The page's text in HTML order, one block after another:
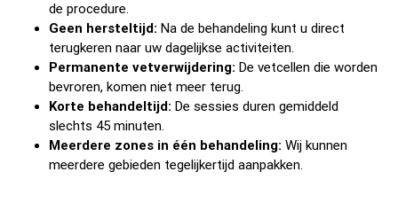
de procedure.
Geen hersteltijd: Na de behandeling kunt u direct
terugkeren naar uw dagelijkse activiteiten.
Permanente vetverwijdering: De vetcellen die worden
bevroren, komen niet meer terug.
Korte behandeltijd: De sessies duren gemiddeld
slechts 45 minuten.
Meerdere zones in één behandeling: Wij kunnen
meerdere gebieden tegelijkertijd aanpakken.